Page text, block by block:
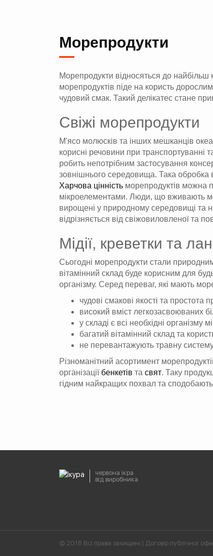
Морепродукти
Морепродукти відносяться до найбільш
морепродуктів піде на користь
чудовий смак. Такий делікатес стане
Свіжі морепродукти
М'ясо молюсків та інших мешканців
корисні речовини при транспортуванні
робить непотрібним застосування
зовнішнього середовища. Така обробка
Харчова цінність морепродуктів можна
мікроелементами. Люди, що вживають
вирощені у природному середовищі та
відрізняється від свіжовиловленої та
Мідії, креветки та
Сьогодні морепродукти стали
вітамінний склад буде корисним для
організму. Серед переваг, які мають
чудові смакові якості та простота
високий вміст легкозасвоюваних
у складі є всі необхідні організму
багатий вітамінний склад та
не перевантажують травну
Різноманітний асортимент
організації бенкетів та свят. Таку
гідним найкращих похвал та
червона ікра
від виробника
© 2018 Всі права захищені | Договір публічної